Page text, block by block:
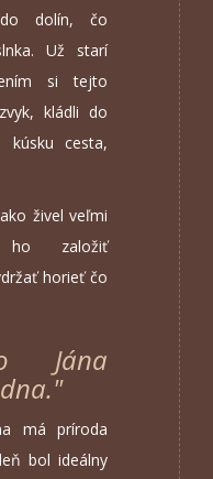
dolín, čo
Už starí
si tejto
kládli do
cesta,
živel veľmi
ho založiť
horieť čo
Jána
má príroda
bol ideálny